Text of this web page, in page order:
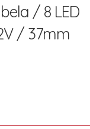
/ 8 LED
/ 37mm